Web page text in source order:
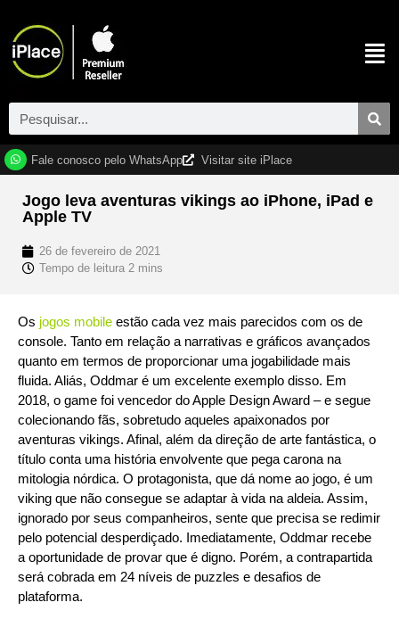
Fale conosco pelo WhatsApp Visitar site iPlace
Jogo leva aventuras vikings ao iPhone, iPad e
Apple TV
26 de fevereiro de 2021
Os jogos mobile estão cada vez mais parecidos com os de
console. Tanto em relação a narrativas e gráficos avançados
quanto em termos de proporcionar uma jogabilidade mais
fluida. Aliás, Oddmar é um excelente exemplo disso. Em
2018, o game foi vencedor do Apple Design Award – e segue
colecionando fãs, sobretudo aqueles apaixonados por
aventuras vikings. Afinal, além da direção de arte fantástica, o
título conta uma história envolvente que pega carona na
mitologia nórdica. O protagonista, que dá nome ao jogo, é um
viking que não consegue se adaptar à vida na aldeia. Assim,
ignorado por seus companheiros, sente que precisa se redimir
pelo potencial desperdiçado. Imediatamente, Oddmar recebe
a oportunidade de provar que é digno. Porém, a contrapartida
será cobrada em 24 níveis de puzzles e desafios de
plataforma.